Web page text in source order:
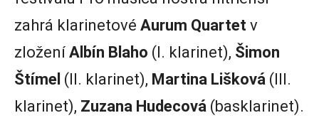
zahrá klarinetové Aurum Quartet v
zložení Albín Blaho (I. klarinet), Šimon
Štímel (II. klarinet), Martina Lišková (III.
klarinet), Zuzana Hudecová (basklarinet).